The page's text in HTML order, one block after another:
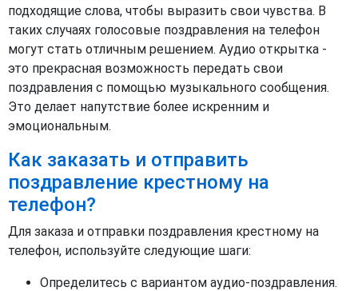
подходящие слова, чтобы выразить свои чувства. В
таких случаях голосовые поздравления на телефон
могут стать отличным решением. Аудио открытка -
это прекрасная возможность передать свои
поздравления с помощью музыкального сообщения.
Это делает напутствие более искренним и
эмоциональным.
Как заказать и отправить
поздравление крестному на
телефон?
Для заказа и отправки поздравления крестному на
телефон, используйте следующие шаги:
Определитесь с вариантом аудио-поздравления.